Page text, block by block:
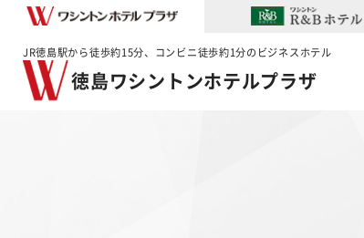
JR徳島駅から徒歩約15分、コンビニ徒歩約1分のビジネスホテル
徳島ワシントンホテルプラザ